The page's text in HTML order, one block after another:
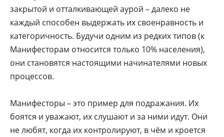
закрытой и отталкивающей аурой – далеко не
каждый способен выдержать их своенравность и
категоричность. Будучи одним из редких типов (к
Манифесторам относится только 10% населения),
они становятся настоящими начинателями новых
процессов.
Манифесторы – это пример для подражания. Их
боятся и уважают, их слушают и за ними идут. Они
не любят, когда их контролируют, в чём и кроется